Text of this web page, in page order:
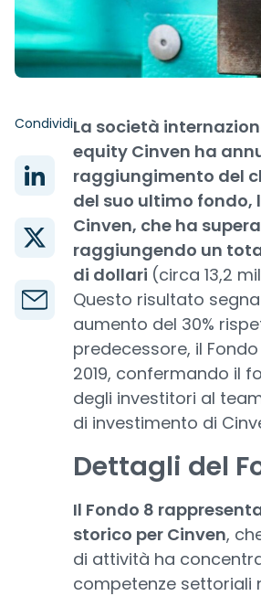
CondividiLa società
equity Cinven ha
raggiungimento del
del suo ultimo fondo,
Cinven, che ha
raggiungendo un
di dollari (circa 13,2
Questo risultato
aumento del 30%
predecessore, il
2019, confermando il
degli investitori al
di investimento di
Dettagli del
Il Fondo 8
storico per Cinven,
di attività ha
competenze settoriali